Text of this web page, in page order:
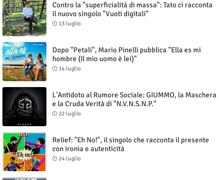
Contro la "superficialità di massa": Tato ci racconta
il nuovo singolo "Vuoti digitali"
13 luglio
Dopo "Petali", Mario Pinelli pubblica "Ella es mi
hombre (Il mio uomo è lei)"
14 luglio
L'Antidoto al Rumore Sociale: GIUMMO, la Maschera
e la Cruda Verità di "N.V.N.S.N.P."
22 luglio
Relief: "Eh No!", il singolo che racconta il presente
con ironia e autenticità
24 luglio